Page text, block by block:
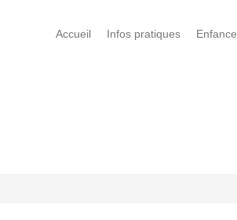
Accueil Infos pratiques Enfance